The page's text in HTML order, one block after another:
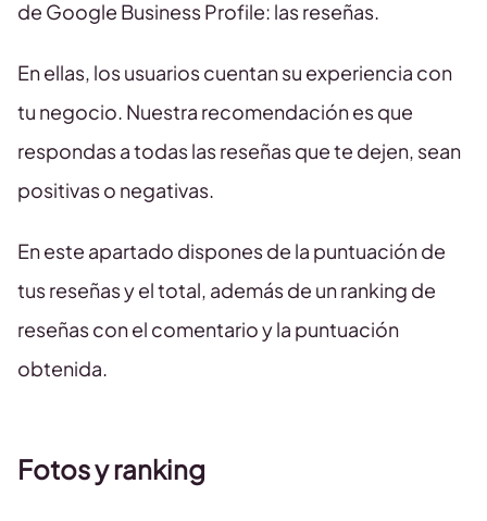
de Google Business Profile: las reseñas.
En ellas, los usuarios cuentan su experiencia con
tu negocio. Nuestra recomendación es que
respondas a todas las reseñas que te dejen, sean
positivas o negativas.
En este apartado dispones de la puntuación de
tus reseñas y el total, además de un ranking de
reseñas con el comentario y la puntuación
obtenida.
Fotos y ranking